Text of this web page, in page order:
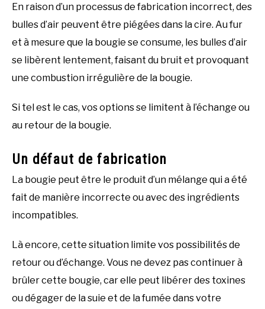
En raison d’un processus de fabrication incorrect, des
bulles d’air peuvent être piégées dans la cire. Au fur
et à mesure que la bougie se consume, les bulles d’air
se libèrent lentement, faisant du bruit et provoquant
une combustion irrégulière de la bougie.
Si tel est le cas, vos options se limitent à l’échange ou
au retour de la bougie.
Un défaut de fabrication
La bougie peut être le produit d’un mélange qui a été
fait de manière incorrecte ou avec des ingrédients
incompatibles.
Là encore, cette situation limite vos possibilités de
retour ou d’échange. Vous ne devez pas continuer à
brûler cette bougie, car elle peut libérer des toxines
ou dégager de la suie et de la fumée dans votre